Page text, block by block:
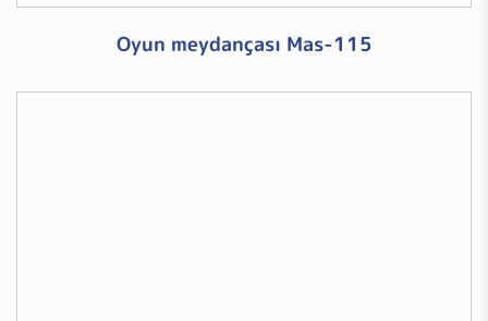
Oyun meydançası Mas-115